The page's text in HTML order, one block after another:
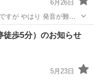
6月26日
が難し
徒歩5分）のお知らせ
5月23日